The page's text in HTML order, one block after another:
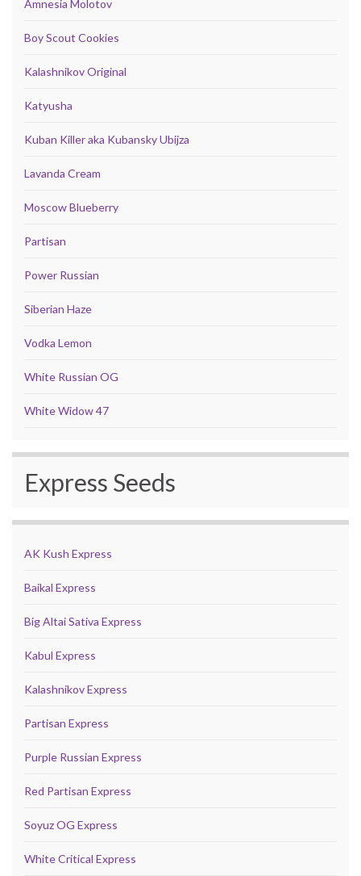
Amnesia Molotov
Boy Scout Cookies
Kalashnikov Original
Katyusha
Kuban Killer aka Kubansky Ubijza
Lavanda Cream
Moscow Blueberry
Partisan
Power Russian
Siberian Haze
Vodka Lemon
White Russian OG
White Widow 47
Express Seeds
AK Kush Express
Baikal Express
Big Altai Sativa Express
Kabul Express
Kalashnikov Express
Partisan Express
Purple Russian Express
Red Partisan Express
Soyuz OG Express
White Critical Express